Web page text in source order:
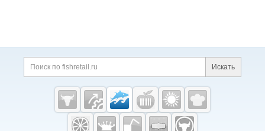
Дополнительная информация
Поиск по сайту и
Искать
Cсылки на полезные проекты
Fishretail.ru —
рыба,